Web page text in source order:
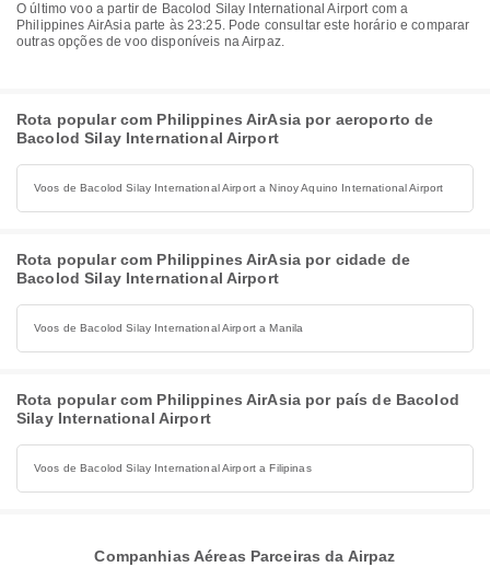
O último voo a partir de Bacolod Silay International Airport com a
Philippines AirAsia parte às 23:25. Pode consultar este horário e comparar
outras opções de voo disponíveis na Airpaz.
Rota popular com Philippines AirAsia por aeroporto de
Bacolod Silay International Airport
Voos de Bacolod Silay International Airport a Ninoy Aquino International Airport
Rota popular com Philippines AirAsia por cidade de
Bacolod Silay International Airport
Voos de Bacolod Silay International Airport a Manila
Rota popular com Philippines AirAsia por país de Bacolod
Silay International Airport
Voos de Bacolod Silay International Airport a Filipinas
Companhias Aéreas Parceiras da Airpaz